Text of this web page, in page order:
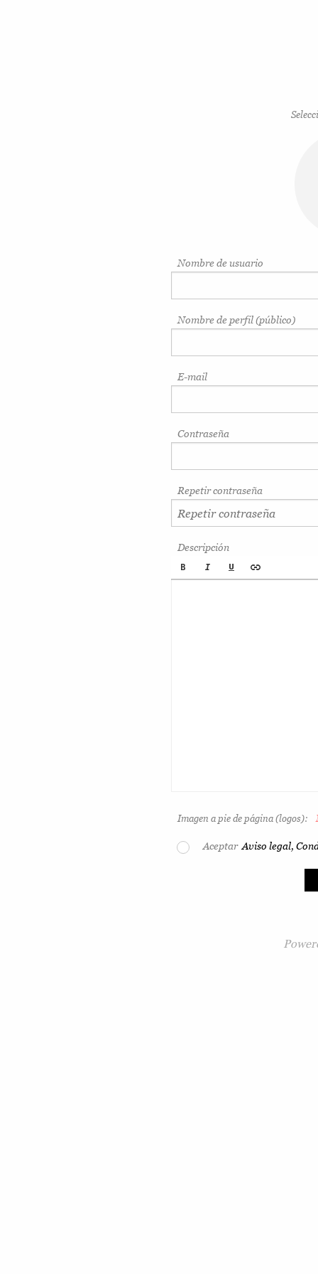
Nombre de usuario
Nombre de perfil (público)
E-mail
Contraseña
Repetir contraseña
Descripción
Imagen a pie de página (logos):
AceptarAviso legal,